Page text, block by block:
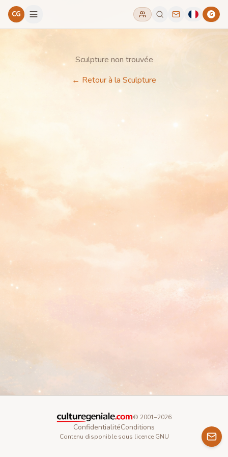
CG G
Sculpture non trouvée
← Retour à la Sculpture
© 2001–2026
ConfidentialitéConditions
Contenu disponible sous licence GNU